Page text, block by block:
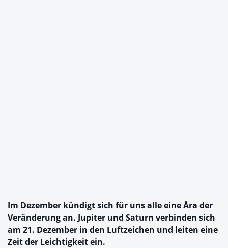
Im Dezember kündigt sich für uns alle eine Ära der
Veränderung an. Jupiter und Saturn verbinden sich
am 21. Dezember in den Luftzeichen und leiten eine
Zeit der Leichtigkeit ein.